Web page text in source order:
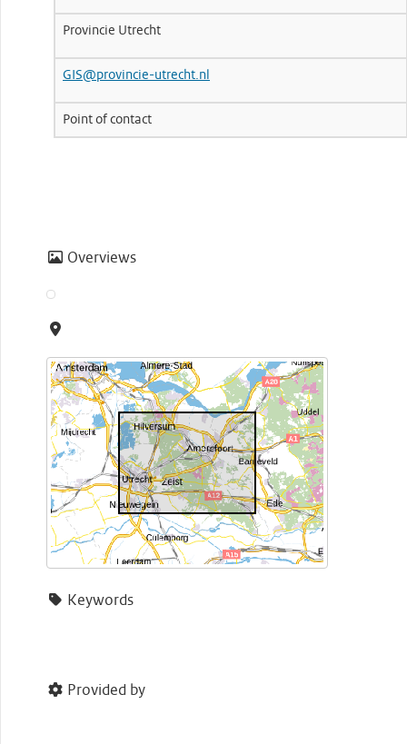
Provincie Utrecht
GIS@provincie-utrecht.nl
Point of contact
Overviews
Keywords
Provided by